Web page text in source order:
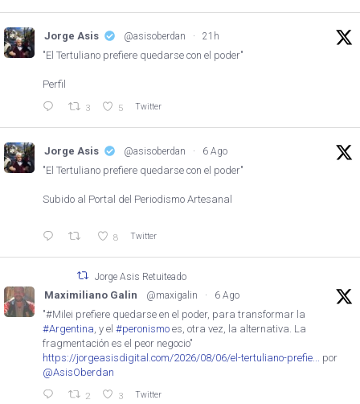
Jorge Asis @asisoberdan · 21h
"El Tertuliano prefiere quedarse con el poder"
Perfil
3 5 Twitter
Jorge Asis @asisoberdan · 6 Ago
"El Tertuliano prefiere quedarse con el poder"
Subido al Portal del Periodismo Artesanal
8 Twitter
Jorge Asis Retuiteado
Maximiliano Galin @maxigalin · 6 Ago
"#Milei prefiere quedarse en el poder, para transformar la
#Argentina , y el #peronismo es, otra vez, la alternativa. La
fragmentación es el peor negocio"
https://jorgeasisdigital.com/2026/08/06/el-tertuliano-prefie...
por
@AsisOberdan
2 3 Twitter